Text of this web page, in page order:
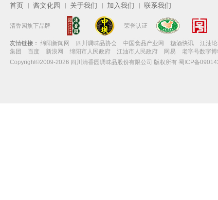
首页 酱文化园 关于我们 加入我们 联系我们
清香园旗下品牌 荣誉认证
友情链接： 绵阳新闻网 四川调味品协会 中国食品产业网 糖酒快讯
江油
集团
百度 新浪网 绵阳市人民政府 江油市人民政府 网易
老字号数字
Copyright©2009-2026 四川清香园调味品股份有限公司 版权所有 蜀ICP备